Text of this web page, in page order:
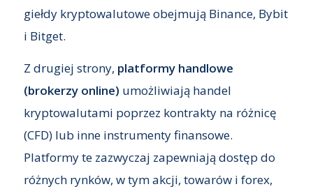
giełdy kryptowalutowe obejmują Binance, Bybit
i Bitget.
Z drugiej strony, platformy handlowe
(brokerzy online) umożliwiają handel
kryptowalutami poprzez kontrakty na różnicę
(CFD) lub inne instrumenty finansowe.
Platformy te zazwyczaj zapewniają dostęp do
różnych rynków, w tym akcji, towarów i forex,